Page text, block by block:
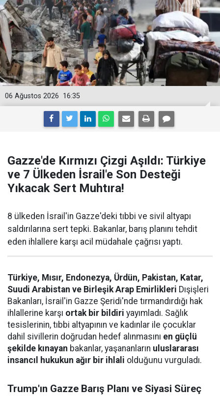
16:35
06 Ağustos 2026
Gazze'de Kırmızı Çizgi Aşıldı: Türkiye
ve 7 Ülkeden İsrail'e Son Desteği
Yıkacak Sert Muhtıra!
8 ülkeden İsrail'in Gazze'deki tıbbi ve sivil altyapı
saldırılarına sert tepki. Bakanlar, barış planını tehdit
eden ihlallere karşı acil müdahale çağrısı yaptı.
Türkiye, Mısır, Endonezya, Ürdün, Pakistan, Katar,
Suudi Arabistan ve Birleşik Arap Emirlikleri Dışişleri
Bakanları, İsrail'in Gazze Şeridi'nde tırmandırdığı hak
ihlallerine karşı ortak bir bildiri yayımladı. Sağlık
tesislerinin, tıbbi altyapının ve kadınlar ile çocuklar
dahil sivillerin doğrudan hedef alınmasını en güçlü
şekilde kınayan bakanlar, yaşananların uluslararası
insancıl hukukun ağır bir ihlali olduğunu vurguladı.
Trump'ın Gazze Barış Planı ve Siyasi Süreç